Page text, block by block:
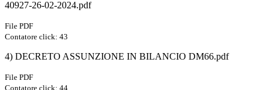
40927-26-02-2024.pdf
File PDF
Contatore click: 43
4) DECRETO ASSUNZIONE IN BILANCIO DM66.pdf
File PDF
Contatore click: 44